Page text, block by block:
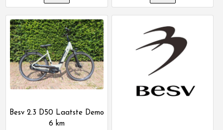
Besv 2.3 D50 Laatste Demo
6 km